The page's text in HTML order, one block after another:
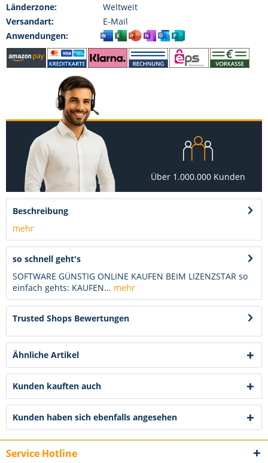
Länderzone:
Weltweit
Versandart:
E-Mail
Anwendungen:
Über 1.000.000 Kunden
Beschreibung
mehr
so schnell geht's
SOFTWARE GÜNSTIG ONLINE KAUFEN BEIM LIZENZSTAR so
einfach gehts: KAUFEN... mehr
Trusted Shops Bewertungen
Ähnliche Artikel
Kunden kauften auch
Kunden haben sich ebenfalls angesehen
Service Hotline